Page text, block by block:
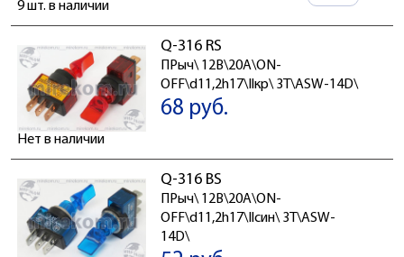
9 шт. в наличии
Q-316 RS
ПРыч\ 12В\20А\ON-
OFF\d11,2h17\Ilкр\ 3T\ASW-14D\
68 руб.
Нет в наличии
Q-316 BS
ПРыч\ 12В\20А\ON-
OFF\d11,2h17\Ilсин\ 3T\ASW-
14D\